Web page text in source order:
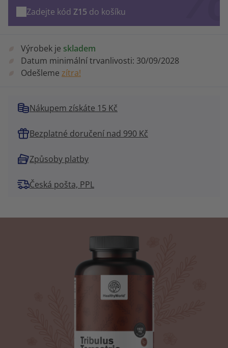
Zadejte kód Z15 do košíku
Výrobek je skladem
Datum minimální trvanlivosti: 30/09/2028
Odešleme zítra!
Nákupem získáte 15 Kč
Bezplatné doručení nad 990 Kč
Způsoby platby
Česká pošta, PPL